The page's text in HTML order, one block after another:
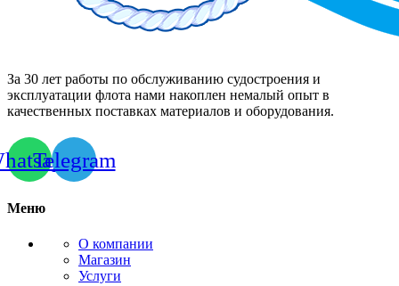
За 30 лет работы по обслуживанию судостроения и
эксплуатации флота нами накоплен немалый опыт в
качественных поставках материалов и оборудования.
Telegram
Меню
О компании
Магазин
Услуги